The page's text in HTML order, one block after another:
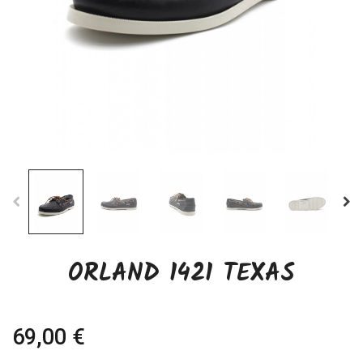
ORLAND 1421 TEXAS
69,00 €